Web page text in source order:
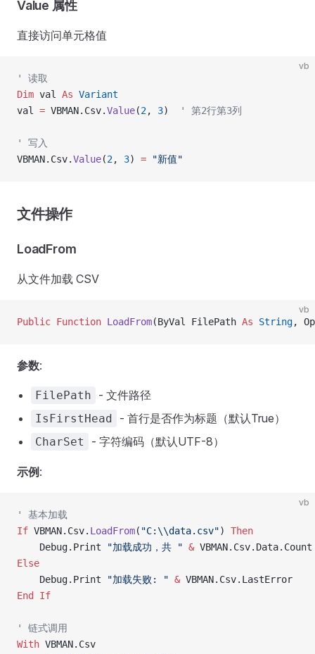
Value 属性
直接访问单元格值
vb
' 读取
Dim val As Variant
val = VBMAN.Csv.Value(2, 3) ' 第2行第3列
' 写入
VBMAN.Csv.Value(2, 3) = "新值"
文件操作
LoadFrom
从文件加载 CSV
vb
Public Function LoadFrom(ByVal FilePath As String,
参数:
FilePath - 文件路径
IsFirstHead - 首行是否作为标题（默认True）
CharSet - 字符编码（默认UTF-8）
示例 :
vb
' 基本加载
If VBMAN.Csv. LoadFrom( "C:\\data.csv") Then
    Debug.Print
"加载成功，共 " &
Else
    Debug.Print
"加载失败: " & VBMAN.Csv.LastError
End If
' 链式调用
With VBMAN.Csv